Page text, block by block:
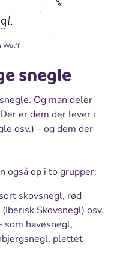
Wulff
snegle
Og man deler
er dem der lever i
osv.) – og dem der
også op i to grupper:
skovsnegl, rød
Skovsnegl) osv.
som havesnegl,
plettet